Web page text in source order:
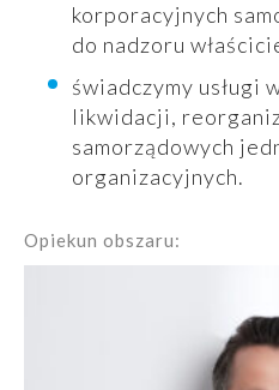
korporacyjnych
do nadzoru
świadczymy usługi
likwidacji,
samorządowych
organizacyjnych.
Opiekun obszaru: